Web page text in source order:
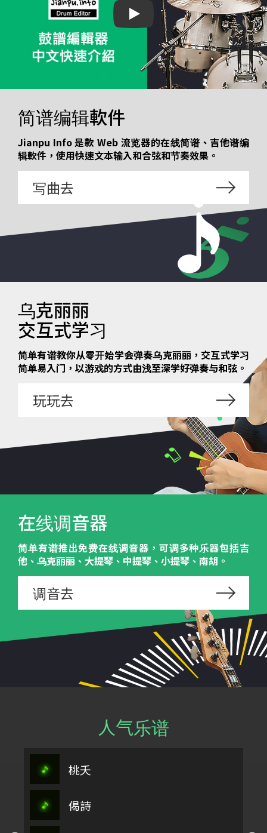
鼓譜編輯器 中文快速介紹
简谱编辑軟件
Jianpu Info 是款 Web 流览器的在线简谱、吉他谱编
辑軟件，使用快速文本输入和合弦和节奏效果。
写曲去
乌克丽丽
交互式学习
简单有谱教你从零开始学会弹奏乌克丽丽，交互式学习
简单易入门，以游戏的方式由浅至深学好弹奏与和弦。
玩玩去
在线调音器
简单有谱推出免费在线调音器，可调多种乐器包括吉
他、乌克丽丽、大提琴、中提琴、小提琴、南胡。
调音去
人气乐谱
桃夭
偈詩